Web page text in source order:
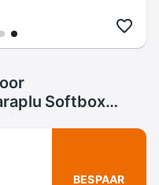
Softbox
BESPAAR